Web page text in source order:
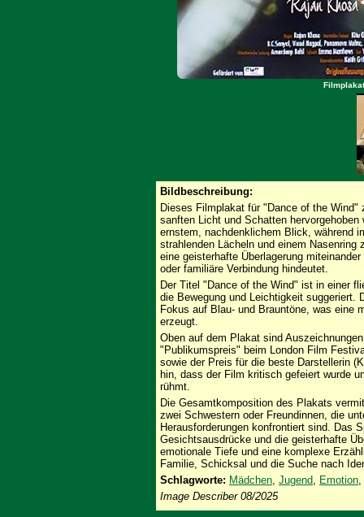
Bildbeschreibung:
Dieses Filmplakat für "Dance of the
sanften Licht und Schatten
ernstem, nachdenklichem Blick, während
strahlenden Lächeln und einem
eine geisterhafte Überlagerung
oder familiäre Verbindung hindeutet.
Der Titel "Dance of the Wind" ist in einer
die Bewegung und Leichtigkeit
Fokus auf Blau- und Brauntöne, was eine
erzeugt.
Oben auf dem Plakat sind
"Publikumspreis" beim London Film
sowie der Preis für die beste Darstellerin
hin, dass der Film kritisch gefeiert wurde
rühmt.
Die Gesamtkomposition des Plakats
zwei Schwestern oder Freundinnen, die
Herausforderungen konfrontiert sind. Das
Gesichtsausdrücke und die geisterhafte
emotionale Tiefe und eine komplexe
Familie, Schicksal und die Suche nach
Schlagworte: Mädchen, Jugend, Emotion,
Image Describer 08/2025